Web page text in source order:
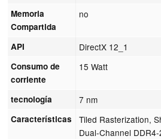
Memoria
Compartida
no
API DirectX 12_1
Consumo de
corriente
15 Watt
tecnología 7 nm
Características
Tiled Rasterization,
Dual-Channel